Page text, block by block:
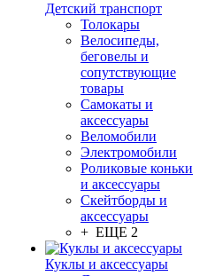
Детский транспорт
Толокары
Велосипеды,
беговелы и
сопутствующие
товары
Самокаты и
аксессуары
Веломобили
Электромобили
Роликовые коньки
и аксессуары
Скейтборды и
аксессуары
+ ЕЩЕ 2
Куклы и аксессуары